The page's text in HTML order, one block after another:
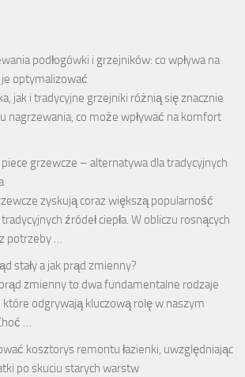
podłogówki i grzejników: co wpływa na
je optymalizować
jak i tradycyjne grzejniki różnią się znacznie
nagrzewania, co może wpływać na komfort
grzewcze – alternatywa dla tradycyjnych
zyskują coraz większą popularność
źródeł ciepła. W obliczu rosnących
potrzeby …
stały a jak prąd zmienny?
prąd zmienny to dwa fundamentalne rodzaje
odgrywają kluczową rolę w naszym
…
kosztorys remontu łazienki, uwzględniając
po skuciu starych warstw